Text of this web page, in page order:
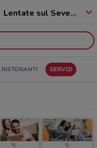
Lentate sul Seveso - 20823
RISTORANTI SERVIZI